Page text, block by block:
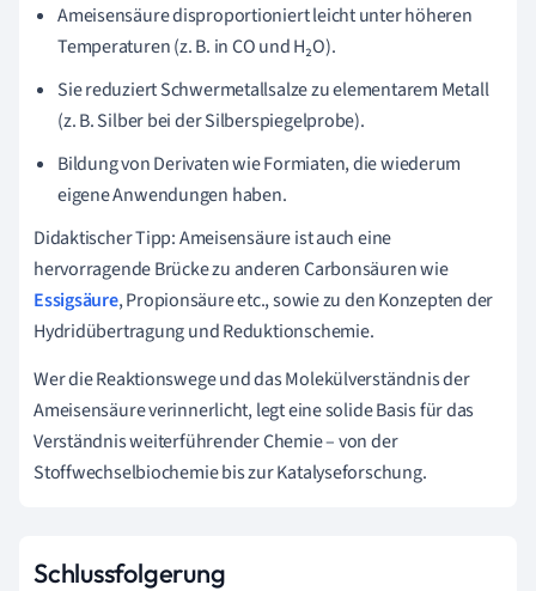
Ameisensäure disproportioniert leicht unter höheren
Temperaturen (z. B. in CO und H₂O).
Sie reduziert Schwermetallsalze zu elementarem Metall
(z. B. Silber bei der Silberspiegelprobe).
Bildung von Derivaten wie Formiaten, die wiederum
eigene Anwendungen haben.
Didaktischer Tipp: Ameisensäure ist auch eine
hervorragende Brücke zu anderen Carbonsäuren wie
Essigsäure, Propionsäure etc., sowie zu den Konzepten der
Hydridübertragung und Reduktionschemie.
Wer die Reaktionswege und das Molekülverständnis der
Ameisensäure verinnerlicht, legt eine solide Basis für das
Verständnis weiterführender Chemie – von der
Stoffwechselbiochemie bis zur Katalyseforschung.
Schlussfolgerung